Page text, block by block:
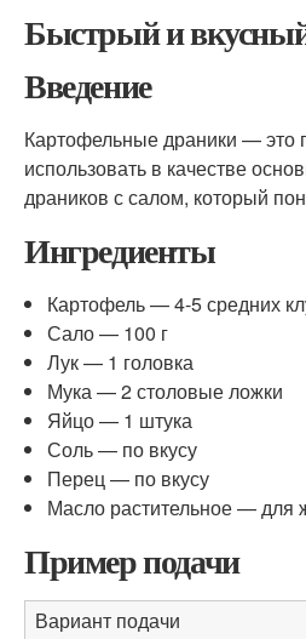
Быстрый и
Введение
Картофельные драники — это
использовать в качестве
драников с салом, который
Ингредиенты
Картофель — 4-5 средних
Сало — 100 г
Лук — 1 головка
Мука — 2 столовые ложки
Яйцо — 1 штука
Соль — по вкусу
Перец — по вкусу
Масло растительное — для
Пример подачи
Вариант подачи